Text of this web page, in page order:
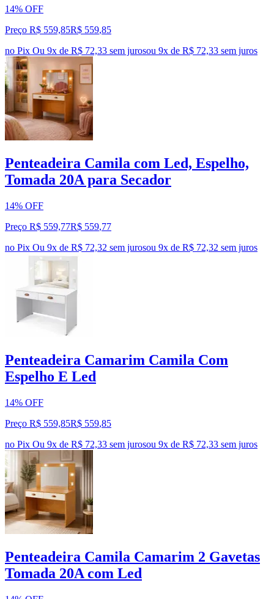
14% OFF
Preço R$ 559,85R$ 559,85
no Pix Ou 9x de R$ 72,33 sem jurosou 9x de R$ 72,33 sem juros
Penteadeira Camila com Led, Espelho,
Tomada 20A para Secador
14% OFF
Preço R$ 559,77R$ 559,77
no Pix Ou 9x de R$ 72,32 sem jurosou 9x de R$ 72,32 sem juros
Penteadeira Camarim Camila Com
Espelho E Led
14% OFF
Preço R$ 559,85R$ 559,85
no Pix Ou 9x de R$ 72,33 sem jurosou 9x de R$ 72,33 sem juros
Penteadeira Camila Camarim 2 Gavetas
Tomada 20A com Led